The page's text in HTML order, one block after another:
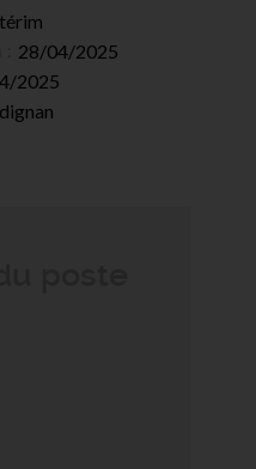
28/04/2025
2025